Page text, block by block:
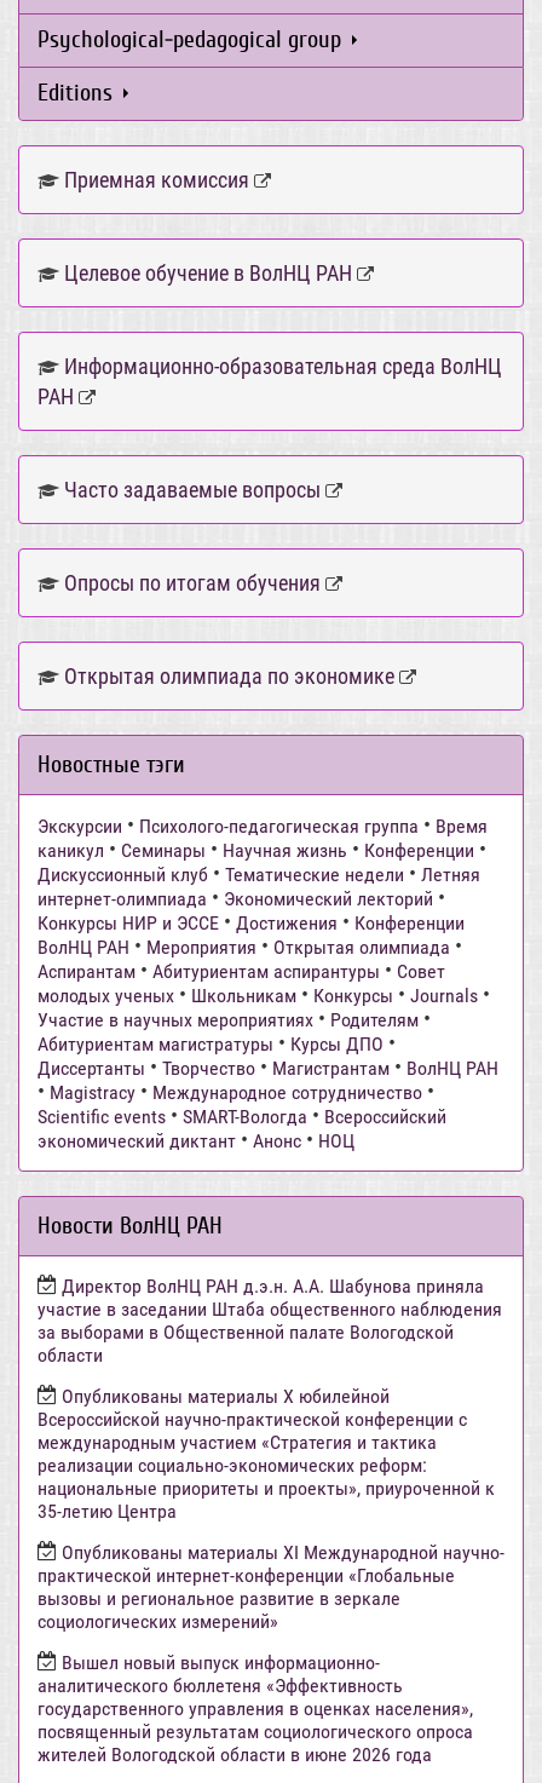
Psychological-pedagogical group
Editions
Приемная комиссия
Целевое обучение в ВолНЦ РАН
Информационно-образовательная среда ВолНЦ
РАН
Часто задаваемые вопросы
Опросы по итогам обучения
Открытая олимпиада по экономике
Новостные тэги
Экскурсии • Психолого-педагогическая группа • Время
каникул • Семинары • Научная жизнь • Конференции •
Дискуссионный клуб • Тематические недели • Летняя
интернет-олимпиада • Экономический лекторий •
Конкурсы НИР и ЭССЕ • Достижения • Конференции
ВолНЦ РАН • Мероприятия • Открытая олимпиада •
Аспирантам • Абитуриентам аспирантуры • Совет
молодых ученых • Школьникам • Конкурсы • Journals •
Участие в научных мероприятиях • Родителям •
Абитуриентам магистратуры • Курсы ДПО •
Диссертанты • Творчество • Магистрантам • ВолНЦ РАН
• Magistracy • Международное сотрудничество •
Scientific events • SMART-Вологда • Всероссийский
экономический диктант • Анонс • НОЦ
Новости ВолНЦ РАН
Директор ВолНЦ РАН д.э.н. А.А. Шабунова приняла
участие в заседании Штаба общественного наблюдения
за выборами в Общественной палате Вологодской
области
Опубликованы материалы X юбилейной
Всероссийской научно-практической конференции с
международным участием «Стратегия и тактика
реализации социально-экономических реформ:
национальные приоритеты и проекты», приуроченной к
35-летию Центра
Опубликованы материалы XI Международной научно-
практической интернет-конференции «Глобальные
вызовы и региональное развитие в зеркале
социологических измерений»
Вышел новый выпуск информационно-
аналитического бюллетеня «Эффективность
государственного управления в оценках населения»,
посвященный результатам социологического опроса
жителей Вологодской области в июне 2026 года